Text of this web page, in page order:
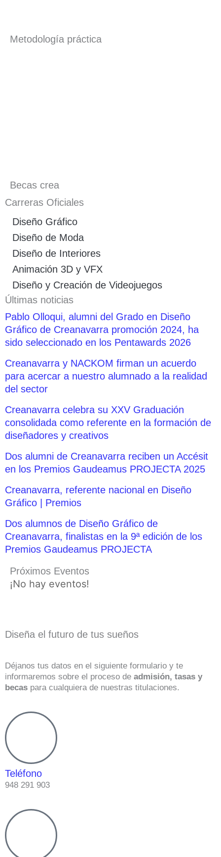
Metodología práctica
Becas crea
Carreras Oficiales
Diseño Gráfico
Diseño de Moda
Diseño de Interiores
Animación 3D y VFX
Diseño y Creación de Videojuegos
Últimas noticias
Pablo Olloqui, alumni del Grado en Diseño
Gráfico de Creanavarra promoción 2024, ha
sido seleccionado en los Pentawards 2026
Creanavarra y NACKOM firman un acuerdo
para acercar a nuestro alumnado a la realidad
del sector
Creanavarra celebra su XXV Graduación
consolidada como referente en la formación de
diseñadores y creativos
Dos alumni de Creanavarra reciben un Accésit
en los Premios Gaudeamus PROJECTA 2025
Creanavarra, referente nacional en Diseño
Gráfico | Premios
Dos alumnos de Diseño Gráfico de
Creanavarra, finalistas en la 9ª edición de los
Premios Gaudeamus PROJECTA
Próximos Eventos
¡No hay eventos!
Diseña el futuro de tus sueños
Déjanos tus datos en el siguiente formulario y te
informaremos sobre el proceso de admisión, tasas y
becas para cualquiera de nuestras titulaciones.
Teléfono
948 291 903